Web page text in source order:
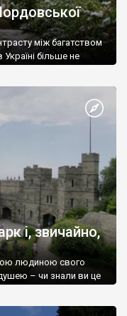
між багатством
більше не
і, звичайно,
людиною свого
– чи знали ви це